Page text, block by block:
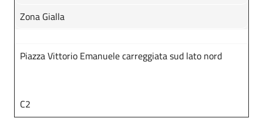
Zona Gialla
Piazza Vittorio Emanuele carreggiata sud lato nord
C2